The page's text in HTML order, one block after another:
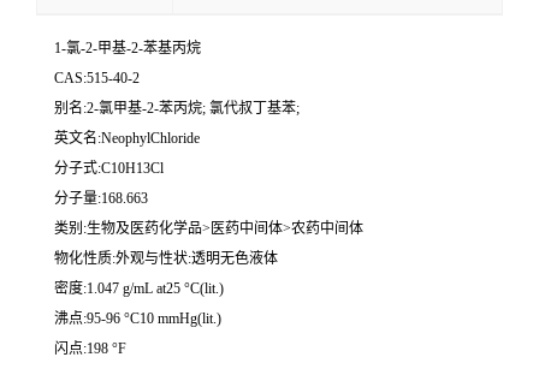
1-氯-2-甲基-2-苯基丙烷
CAS:515-40-2
别名:2-氯甲基-2-苯丙烷; 氯代叔丁基苯;
英文名:NeophylChloride
分子式:C10H13Cl
分子量:168.663
类别:生物及医药化学品>医药中间体>农药中间体
物化性质:外观与性状:透明无色液体
密度:1.047 g/mL at25 °C(lit.)
沸点:95-96 °C10 mmHg(lit.)
闪点:198 °F